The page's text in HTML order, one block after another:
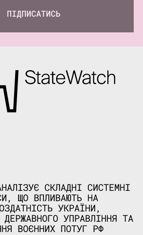
ПІДПИСАТИСЬ
АНАЛІЗУЄ СКЛАДНІ СИСТЕМНІ
ЩО ВПЛИВАЮТЬ НА
УКРАЇНИ,
ДЕРЖАВНОГО УПРАВЛІННЯ ТА
ВОЄННИХ ПОТУГ РФ